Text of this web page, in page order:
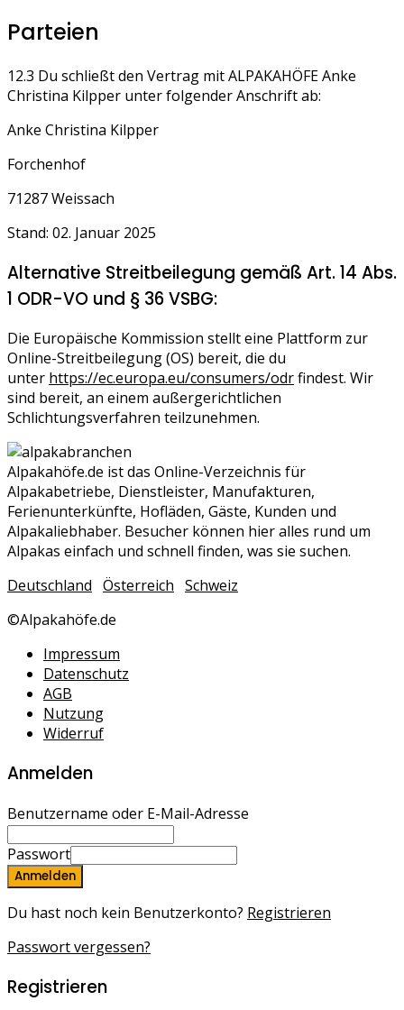
Parteien
12.3 Du schließt den Vertrag mit ALPAKAHÖFE Anke
Christina Kilpper unter folgender Anschrift ab:
Anke Christina Kilpper
Forchenhof
71287 Weissach
Stand: 02. Januar 2025
Alternative Streitbeilegung gemäß Art. 14 Abs.
1 ODR-VO und § 36 VSBG:
Die Europäische Kommission stellt eine Plattform zur
Online-Streitbeilegung (OS) bereit, die du
unter https://ec.europa.eu/consumers/odrfindest. Wir
sind bereit, an einem außergerichtlichen
Schlichtungsverfahren teilzunehmen.
Alpakahöfe.de ist das Online-Verzeichnis für
Alpakabetriebe, Dienstleister, Manufakturen,
Ferienunterkünfte, Hofläden, Gäste, Kunden und
Alpakaliebhaber. Besucher können hier alles rund um
Alpakas einfach und schnell finden, was sie suchen.
Deutschland Österreich Schweiz
©Alpakahöfe.de
Impressum
Datenschutz
AGB
Nutzung
Widerruf
Anmelden
Benutzername oder E-Mail-Adresse
Passwort
Anmelden
Du hast noch kein Benutzerkonto? Registrieren
Passwort vergessen?
Registrieren